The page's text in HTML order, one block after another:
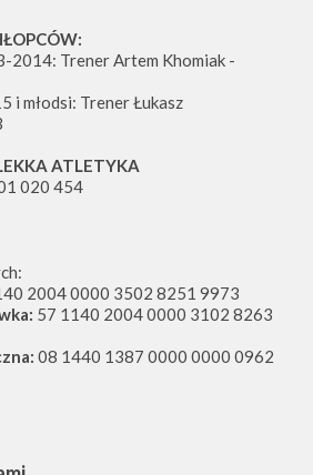
2014: Trener Artem Khomiak -
i młodsi: Trener Łukasz
ATLETYKA
020 454
2004 0000 3502 8251 9973
57 1140 2004 0000 3102 8263
08 1440 1387 0000 0000 0962